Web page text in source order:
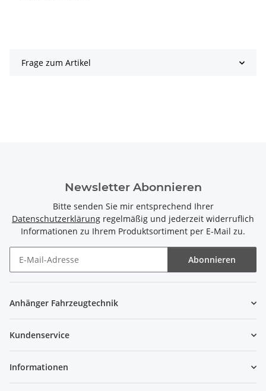
Frage zum Artikel
Newsletter Abonnieren
Bitte senden Sie mir entsprechend Ihrer
Datenschutzerklärung regelmäßig und jederzeit widerruflich
Informationen zu Ihrem Produktsortiment per E-Mail zu.
Abonnieren
Anhänger Fahrzeugtechnik
Kundenservice
Informationen